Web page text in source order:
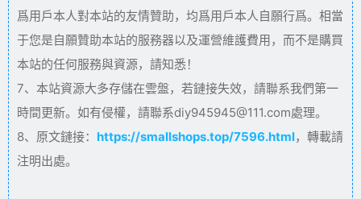
爲用戶本人對本站的友情贊助，均爲用戶本人自願行爲。相當
于您是自願贊助本站的服務器以及運營維護費用，而不是購買
本站的任何服務與資源，請知悉！
7、本站資源大多存儲在雲盤，若鏈接失效，請聯系我們第一
時間更新。如有侵權，請聯系diy945945@111.com處理。
8、原文鏈接： https://smallshops.top/7596.html，轉載請
注明出處。